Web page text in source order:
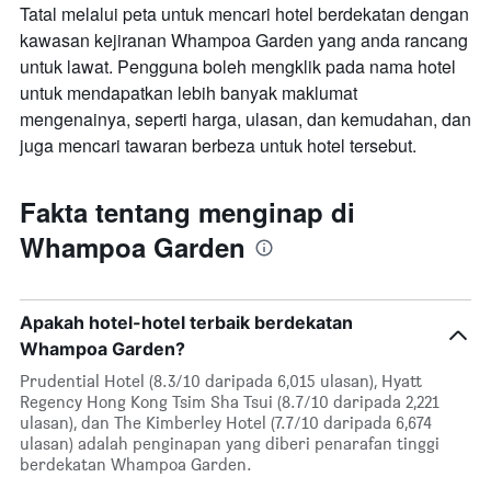
Tatal melalui peta untuk mencari hotel berdekatan dengan
kawasan kejiranan Whampoa Garden yang anda rancang
untuk lawat. Pengguna boleh mengklik pada nama hotel
untuk mendapatkan lebih banyak maklumat
mengenainya, seperti harga, ulasan, dan kemudahan, dan
juga mencari tawaran berbeza untuk hotel tersebut.
Fakta tentang menginap di
Whampoa Garden
Apakah hotel-hotel terbaik berdekatan
Whampoa Garden?
Prudential Hotel (8.3/10 daripada 6,015 ulasan), Hyatt
Regency Hong Kong Tsim Sha Tsui (8.7/10 daripada 2,221
ulasan), dan The Kimberley Hotel (7.7/10 daripada 6,674
ulasan) adalah penginapan yang diberi penarafan tinggi
berdekatan Whampoa Garden.